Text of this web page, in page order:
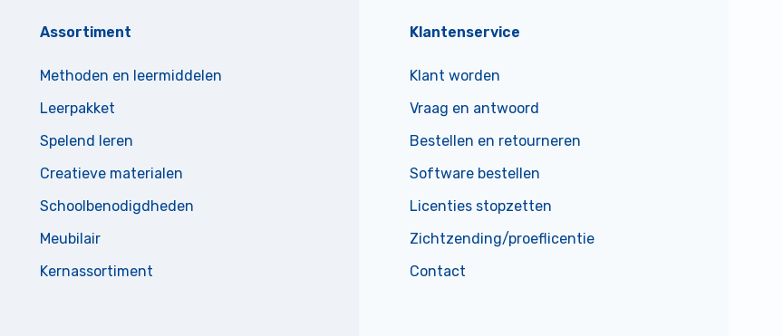
Assortiment
Methoden en leermiddelen
Leerpakket
Spelend leren
Creatieve materialen
Schoolbenodigdheden
Meubilair
Kernassortiment
Klantenservice
Klant worden
Vraag en antwoord
Bestellen en retourneren
Software bestellen
Licenties stopzetten
Zichtzending/proeflicentie
Contact